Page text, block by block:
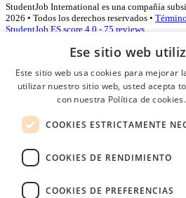
StudentJob International es una compañía
2026 • Todos los derechos reservados •
StudentJob ES score 4.0 - 75 reviews
Acceso empresas
Contraseña
Recordarme
Conectarse
Ese sitio web
Este sitio web usa cookies para mejorar
utilizar nuestro sitio web, usted acepta
con nuestra Política de cookies.
COOKIES ESTRICTAMENTE
COOKIES DE RENDIMIENTO
COOKIES DE PREFERENCIAS